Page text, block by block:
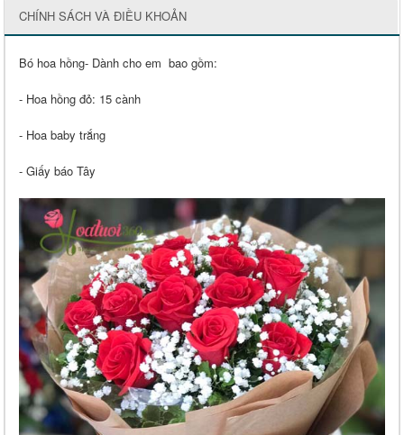
CHÍNH SÁCH VÀ ĐIỀU KHOẢN
Bó hoa hồng- Dành cho em bao gồm:
- Hoa hồng đỏ: 15 cành
- Hoa baby trắng
- Giấy báo Tây